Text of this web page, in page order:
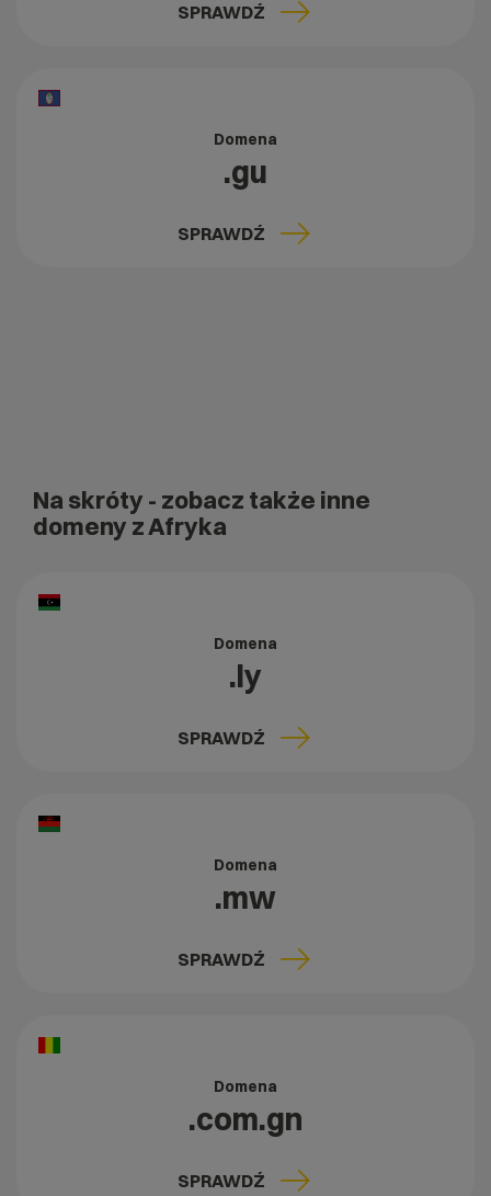
SPRAWDŹ
Domena
.gu
SPRAWDŹ
Na skróty - zobacz także inne
domeny z Afryka
Domena
.ly
SPRAWDŹ
Domena
.mw
SPRAWDŹ
Domena
.com.gn
SPRAWDŹ